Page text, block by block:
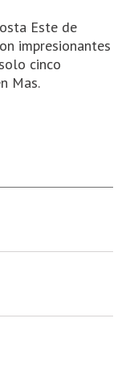
Este de
impresionantes
cinco
Mas.
de
de 2, 3 y 4
de hasta 245
y
complejo de
incluye